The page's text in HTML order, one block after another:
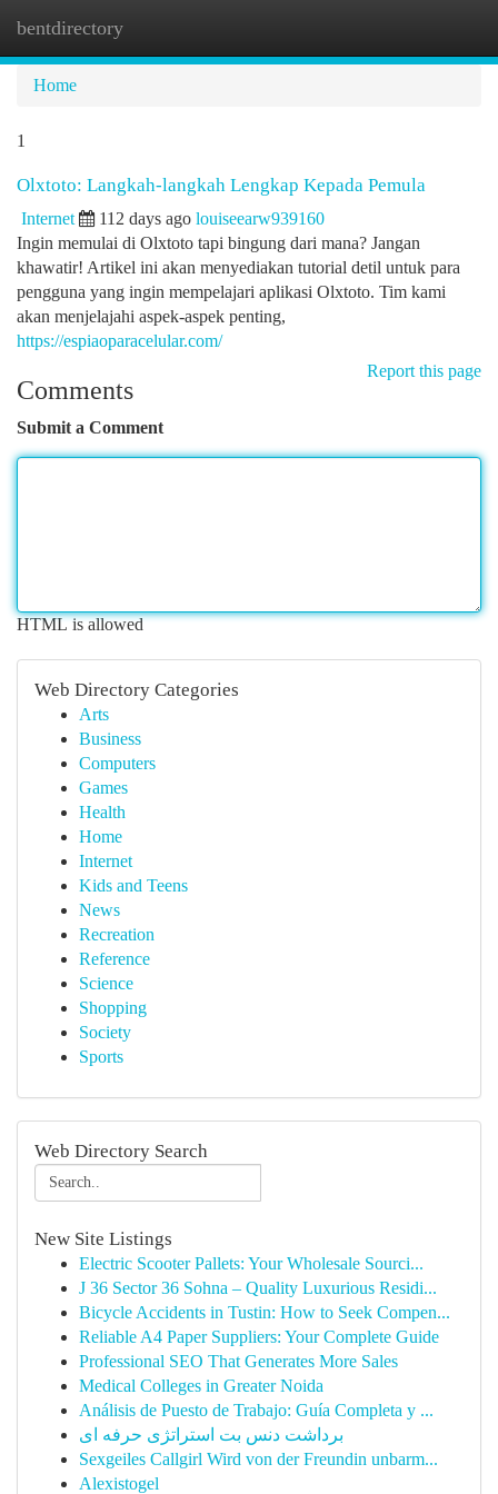
bentdirectory
Home
1
Olxtoto: Langkah-langkah Lengkap Kepada Pemula
Internet 112 days ago louiseearw939160
Ingin memulai di Olxtoto tapi bingung dari mana? Jangan
khawatir! Artikel ini akan menyediakan tutorial detil untuk para
pengguna yang ingin mempelajari aplikasi Olxtoto. Tim kami
akan menjelajahi aspek-aspek penting,
https://espiaoparacelular.com/
Report this page
Comments
Submit a Comment
HTML is allowed
Web Directory Categories
Arts
Business
Computers
Games
Health
Home
Internet
Kids and Teens
News
Recreation
Reference
Science
Shopping
Society
Sports
Web Directory Search
New Site Listings
Electric Scooter Pallets: Your Wholesale Sourci...
J 36 Sector 36 Sohna – Quality Luxurious Residi...
Bicycle Accidents in Tustin: How to Seek Compen...
Reliable A4 Paper Suppliers: Your Complete Guide
Professional SEO That Generates More Sales
Medical Colleges in Greater Noida
Análisis de Puesto de Trabajo: Guía Completa y ...
برداشت دنس بت استراتژی حرفه ای
Sexgeiles Callgirl Wird von der Freundin unbarm...
Alexistogel